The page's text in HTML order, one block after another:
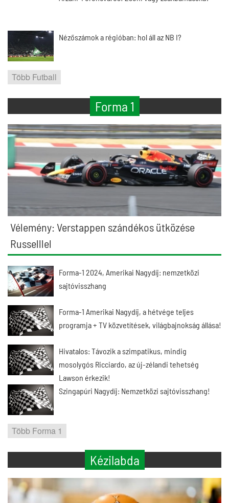
Nézőszámok a régióban: hol áll az NB I?
Több Futball
Forma 1
Vélemény: Verstappen szándékos ütközése
Russelllel
Forma-1 2024, Amerikai Nagydíj: nemzetközi
sajtóvisszhang
Forma-1 Amerikai Nagydíj, a hétvége teljes
programja + TV közvetítések, világbajnokság állása!
Hivatalos: Távozik a szimpatikus, mindig
mosolygós Ricciardo, az új-zélandi tehetség
Lawson érkezik!
Szingapúri Nagydíj: Nemzetközi sajtóvisszhang!
Több Forma 1
Kézilabda